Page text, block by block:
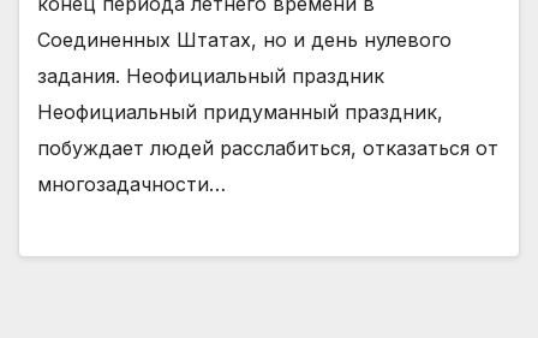
Соединенных Штатах, но и день нулевого
задания. Неофициальный праздник
Неофициальный придуманный праздник,
побуждает людей расслабиться, отказаться от
многозадачности…